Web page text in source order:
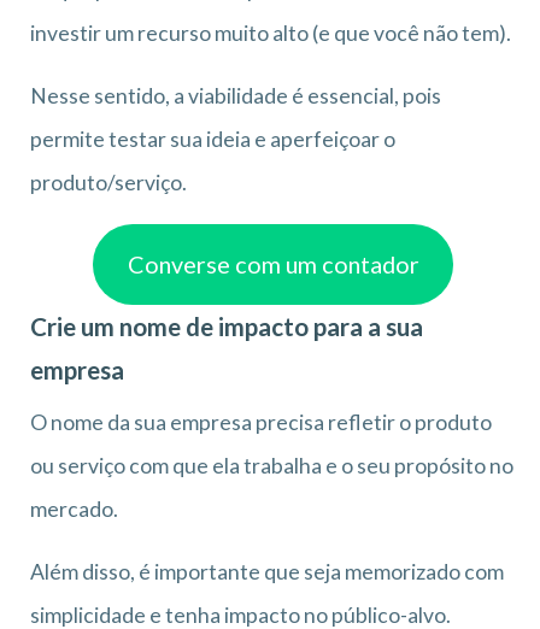
investir um recurso muito alto (e que você não tem).
Nesse sentido, a viabilidade é essencial, pois
permite testar sua ideia e aperfeiçoar o
produto/serviço.
Converse com um contador
Crie um nome de impacto para a sua
empresa
O nome da sua empresa precisa refletir o produto
ou serviço com que ela trabalha e o seu propósito no
mercado.
Além disso, é importante que seja memorizado com
simplicidade e tenha impacto no público-alvo.